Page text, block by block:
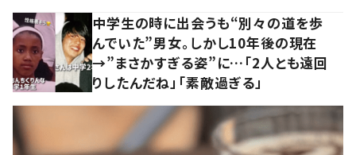
中学生の時に出会うも“別々の道を歩
んでいた”男女。しかし10年後の現在
→”まさかすぎる姿”に…「2人とも遠回
りしたんだね」「素敵過ぎる」